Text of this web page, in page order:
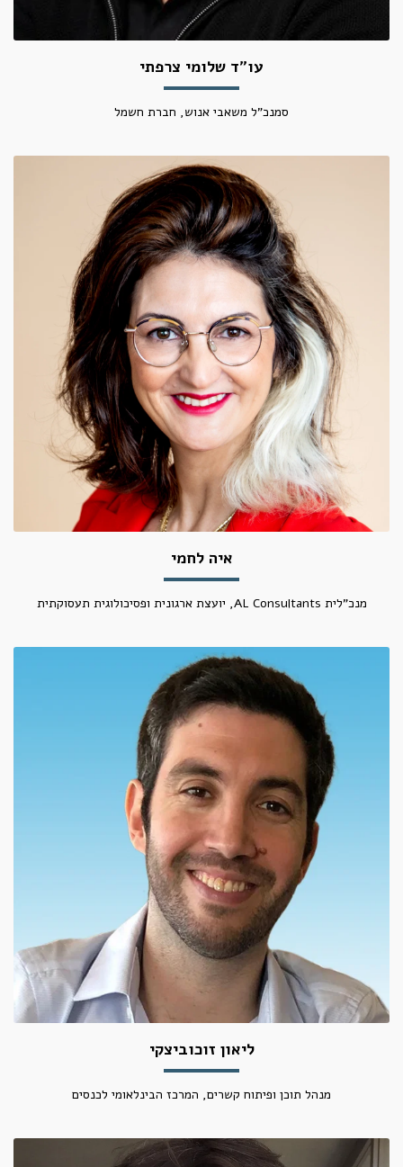
עו"ד שלומי צרפתי
סמנכ"ל משאבי אנוש, חברת חשמל
איה לחמי
מנכ"לית AL Consultants, יועצת ארגונית ופסיכולוגית תעסוקתית
ליאון זוכוביצקי
מנהל תוכן ופיתוח קשרים, המרכז הבינלאומי לכנסים